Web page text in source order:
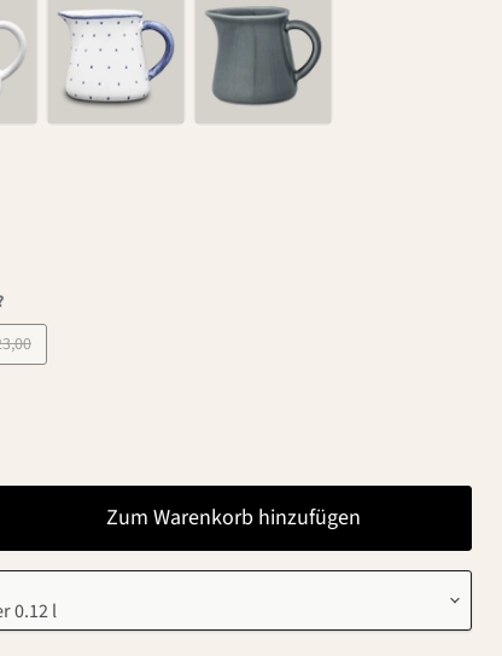
€ 23,00
Zum Warenkorb hinzufügen